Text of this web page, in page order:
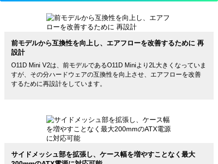
前モデルから互換性を向上し、エアフローを改善するために 再
設計
O11D Mini V2は、前モデルであるO11D Miniより2L大きくなっていま
すが、その分ハードウェアの互換性を向上させ、エアフローを改善
するために再設計をしています。
サイドメッシュ部を拡張し、ケース幅を増やすことなく最大